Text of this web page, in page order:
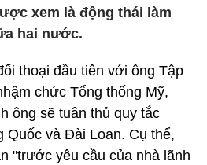
xem là động thái làm
hai nước.
thoại đầu tiên với ông Tập
chức Tổng thống Mỹ,
ông sẽ tuân thủ quy tắc
Quốc và Đài Loan. Cụ thể,
"trước yêu cầu của nhà lãnh